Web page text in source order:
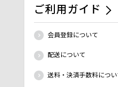
ご利用ガイド
会員登録について
配送について
送料・決済手数料につ